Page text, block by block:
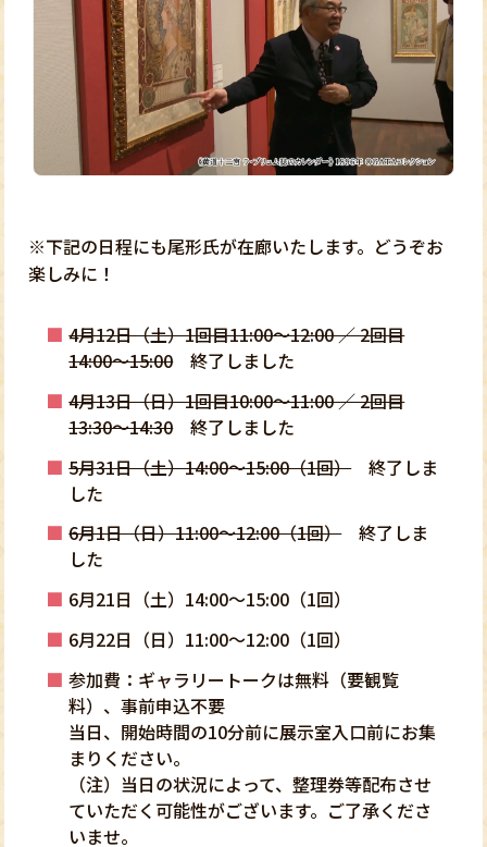
※下記の日程にも尾形氏が在廊いたします。どうぞお
楽しみに！
4月12日（土）1回目11:00～12:00 ／ 2回目
14:00～15:00終了しました
4月13日（日）1回目10:00～11:00 ／ 2回目
13:30～14:30終了しました
5月31日（土）14:00～15:00（1回）終了しま
した
6月1日（日）11:00～12:00（1回）終了しま
した
6月21日（土）14:00～15:00（1回）
6月22日（日）11:00～12:00（1回）
参加費：ギャラリートークは無料（要観覧
料）、事前申込不要
当日、開始時間の10分前に展示室入口前にお集
まりください。
（注）当日の状況によって、整理券等配布させ
ていただく可能性がございます。ご了承くださ
いませ。